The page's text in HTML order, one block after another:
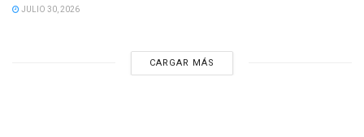
JULIO 30, 2026
CARGAR MÁS